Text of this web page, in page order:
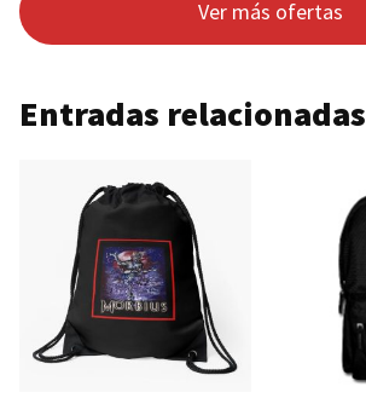
Ver más ofertas
Entradas relacionadas